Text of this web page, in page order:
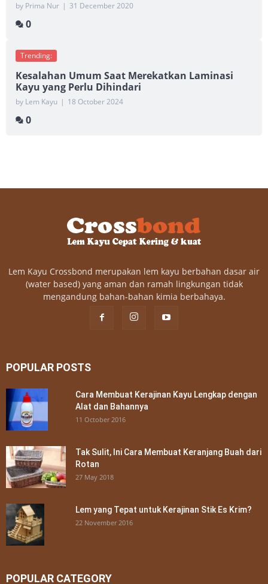
by Prima Nur | 31 December 2020
0
Trending:
Kesalahan Umum Saat Merekatkan Laminasi
Kayu yang Perlu Dihindari
by Lem Kayu | 18 October 2024
0
Lem Kayu Crossbond merupakan lem kayu berbahan dasar air
(water based) yang aman dan ramah lingkungan tidak
mengandung bahan-bahan kimia berbahaya.
POPULAR POSTS
Cara Membuat Kerajinan Kayu Lengkap dengan
Alat dan Bahannya
11 October 2016
Tak Sulit, Ini Cara Membuat Keranjang Buah dari
Rotan
27 May 2018
Lem yang Tepat untuk Kerajinan Stik Es Krim?
22 November 2016
POPULAR CATEGORY